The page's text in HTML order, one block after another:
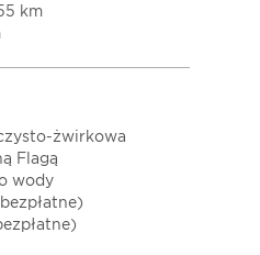
km
żwirkowa
Flagą
wody